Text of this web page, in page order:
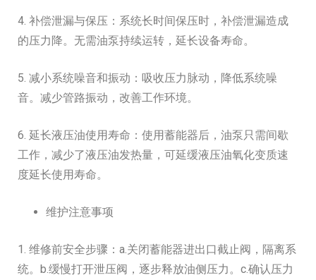
4. 补偿泄漏与保压：系统长时间保压时，补偿泄漏造成
的压力降。无需油泵持续运转，延长设备寿命。
5. 减小系统噪音和振动：吸收压力脉动，降低系统噪
音。减少管路振动，改善工作环境。
6. 延长液压油使用寿命：使用蓄能器后，油泵只需间歇
工作，减少了液压油发热量，可延缓液压油氧化变质速
度延长使用寿命。
维护注意事项
1. 维修前安全步骤：a.关闭蓄能器进出口截止阀，隔离系
统。b.缓慢打开泄压阀，逐步释放油侧压力。c.确认压力